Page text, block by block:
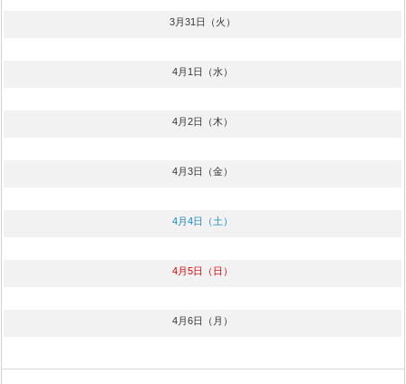
3月31日（火）
4月1日（水）
4月2日（木）
4月3日（金）
4月4日（土）
4月5日（日）
4月6日（月）